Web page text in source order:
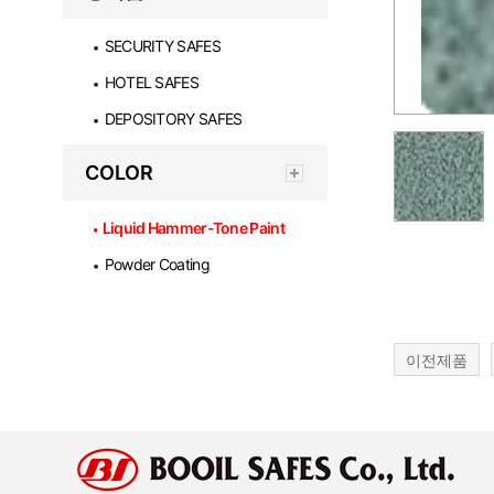
▪ SECURITY SAFES
▪ HOTEL SAFES
▪ DEPOSITORY SAFES
COLOR
▪ Liquid Hammer-Tone Paint
▪ Powder Coating
이전제품